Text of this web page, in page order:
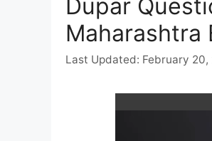
Dupar
Maharashtra
February 20,